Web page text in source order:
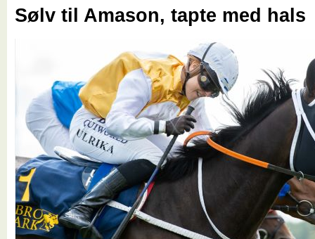
Sølv til Amason, tapte med hals